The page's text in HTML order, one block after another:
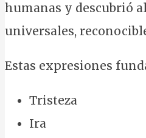
humanas y descubrió
universales,
Estas expresiones
Tristeza
Ira